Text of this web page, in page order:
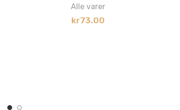
Alle varer
kr73.00